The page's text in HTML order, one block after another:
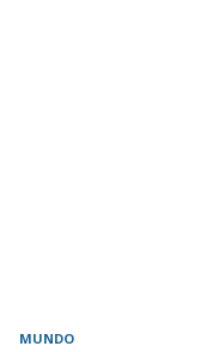
MUNDO